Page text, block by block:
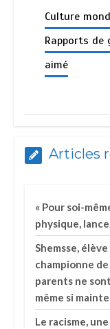
Culture
Rapports de
aimé
Articles
« Pour soi-
physique,
Shemsse,
championne
parents ne
même si
Le racisme,